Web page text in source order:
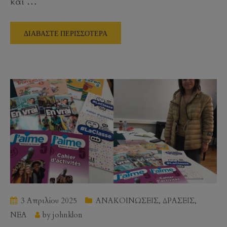
ΔΙΑΒΑΣΤΕ ΠΕΡΙΣΣΟΤΕΡΑ
3 Απριλίου 2025 ΑΝΑΚΟΙΝΩΣΕΙΣ, ΔΡΑΣΕΙΣ,
ΝΕΑ
by johnklon